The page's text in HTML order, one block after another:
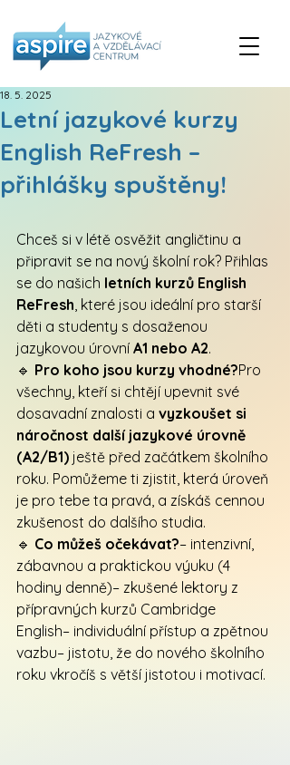
Letní jazykové kurzy
English ReFresh –
přihlášky spuštěny!
18. 5. 2025
Chceš si v létě osvěžit angličtinu a
připravit se na nový školní rok? Přihlas
se do našich letních kurzů English
ReFresh, které jsou ideální pro starší
děti a studenty s dosaženou
jazykovou úrovní A1 nebo A2.
🔹 Pro koho jsou kurzy vhodné?Pro
všechny, kteří si chtějí upevnit své
dosavadní znalosti a vyzkoušet si
náročnost další jazykové úrovně
(A2/B1) ještě před začátkem školního
roku. Pomůžeme ti zjistit, která úroveň
je pro tebe ta pravá, a získáš cennou
zkušenost do dalšího studia.
🔹 Co můžeš očekávat?– intenzivní,
zábavnou a praktickou výuku (4
hodiny denně)– zkušené lektory z
přípravných kurzů Cambridge
English– individuální přístup a zpětnou
vazbu– jistotu, že do nového školního
roku vkročíš s větší jistotou i motivací.